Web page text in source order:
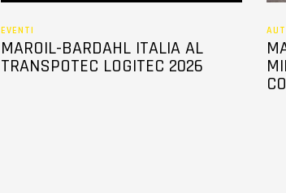
EVENTI
MAROIL-BARDAHL ITALIA AL
TRANSPOTEC LOGITEC 2026